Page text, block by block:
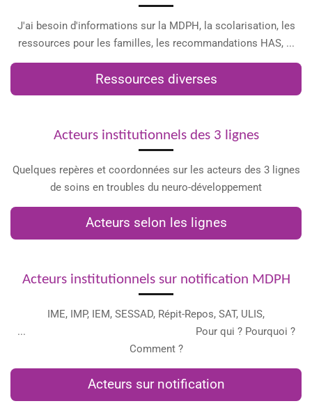
J'ai besoin d'informations sur la MDPH, la scolarisation, les
ressources pour les familles, les recommandations HAS, ...
Ressources diverses
Acteurs institutionnels des 3 lignes
Quelques repères et coordonnées sur les acteurs des 3 lignes
de soins en troubles du neuro-développement
Acteurs selon les lignes
Acteurs institutionnels sur notification MDPH
IME, IMP, IEM, SESSAD, Répit-Repos, SAT, ULIS,
... Pour qui ? Pourquoi ?
Comment ?
Acteurs sur notification